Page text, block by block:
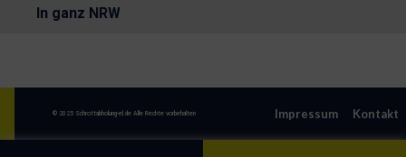
In ganz NRW
© 2025 Schrottabholung-el.de Alle Rechte vorbehalten Impressum Kontakt